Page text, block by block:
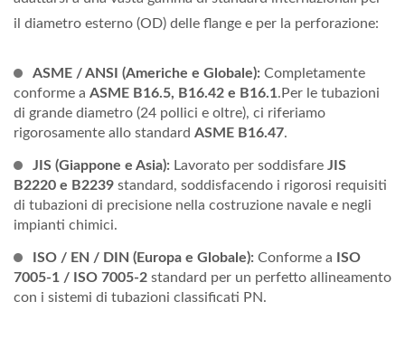
il diametro esterno (OD) delle flange e per la perforazione:
ASME / ANSI (Americhe e Globale): Completamente
conforme a ASME B16.5, B16.42 e B16.1.Per le tubazioni
di grande diametro (24 pollici e oltre), ci riferiamo
rigorosamente allo standard ASME B16.47.
JIS (Giappone e Asia): Lavorato per soddisfare JIS
B2220 e B2239 standard, soddisfacendo i rigorosi requisiti
di tubazioni di precisione nella costruzione navale e negli
impianti chimici.
ISO / EN / DIN (Europa e Globale): Conforme a
ISO
7005-1 / ISO 7005-2 standard per un perfetto allineamento
con i sistemi di tubazioni classificati PN.